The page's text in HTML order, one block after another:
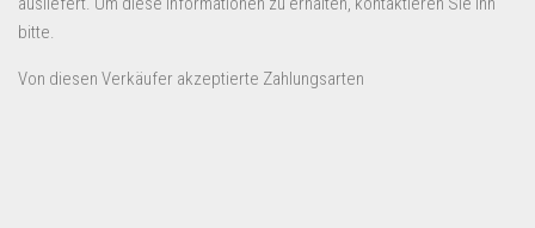
bitte.
Von diesen Verkäufer akzeptierte Zahlungsarten